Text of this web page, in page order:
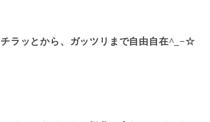
チラッとから、ガッツリまで自由自在^_−☆